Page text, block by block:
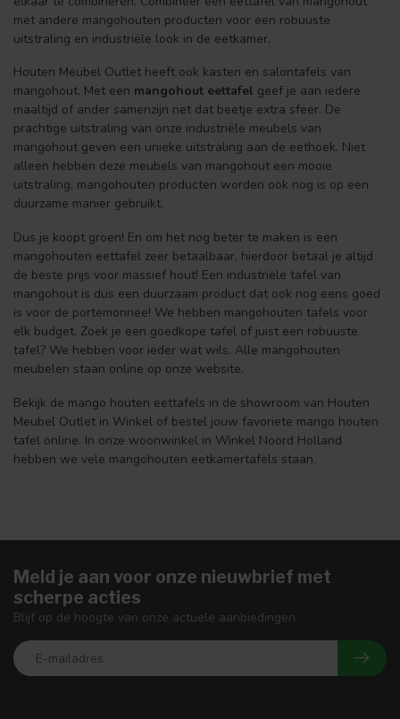
met andere mangohouten producten voor een robuuste
uitstraling en industriële look in de eetkamer.
Houten Meubel Outlet heeft ook kasten en salontafels van
mangohout. Met een mangohout eettafel geef je aan iedere
maaltijd of ander samenzijn net dat beetje extra sfeer. De
prachtige uitstraling van onze industriële meubels van
mangohout geven een unieke uitstraling aan de eethoek. Niet
alleen hebben deze meubels van mangohout een mooie
uitstraling, mangohouten producten worden ook nog is op een
duurzame manier gebruikt.
Dus je koopt groen! En om het nog beter te maken is een
mangohouten eettafel zeer betaalbaar, hierdoor betaal je altijd
de beste prijs voor massief hout! Een industriële tafel van
mangohout is dus een duurzaam product dat ook nog eens goed
is voor de portemonnee! We hebben mangohouten tafels voor
elk budget, Zoek je een goedkope tafel of juist een robuuste
tafel? We hebben voor ieder wat wils. Alle mangohouten
meubelen staan online op onze website.
Bekijk de mango houten eettafels in de showroom van Houten
Meubel Outlet in Winkel of bestel jouw favoriete mango houten
tafel online. In onze woonwinkel in Winkel Noord Holland
hebben we vele mangohouten eetkamertafels staan.
Meld je aan voor onze nieuwbrief met
scherpe acties
Blijf op de hoogte van onze actuele aanbiedingen